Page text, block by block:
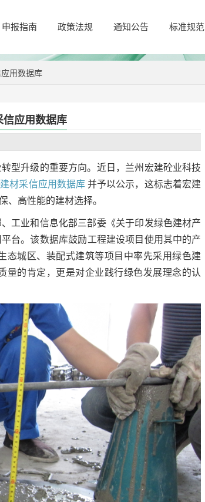
申报指南 政策法规 通知公告 标准规范
用数据库
信应用数据库
型升级的重要方向。近日，兰州宏建砼业科技
材采信应用数据库 并予以公示，这标志着宏建
、高性能的建材选择。
工业和信息化部三部委《关于印发绿色建材产
台。该数据库鼓励工程建设项目使用其中的产
态城区、装配式建筑等项目中率先采用绿色建
量的肯定，更是对企业践行绿色发展理念的认